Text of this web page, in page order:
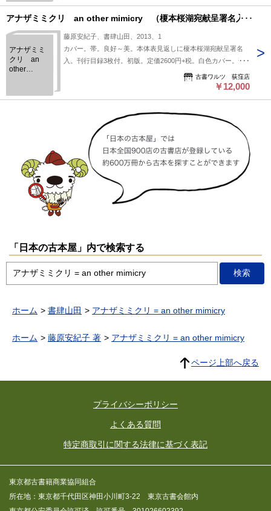
アナザミミクリ an other mimicry （榎本桜湖宛献呈署名入）
アナザミミ
クリ an
other
宛献呈署名
藤原安紀子、書肆山田、2013、1
カバー。帯。良好～美。本体表見返しに榎本桜湖宛献呈署名
入。刊行目録3枚付。初版。定価2600円+税。白色カバー。薄
古書ワルツ 荻窪店
￥12,000
「日本の古本屋」内で検索する
ホーム 書肆山田 アナザミミクリ = an other mimicry
ホーム 藤原安紀子 著 アナザミミクリ = an other mimicry
ページ上部へ戻る
プライバシーポリシー
よくある質問
特定商取引に関する法律に基づく表記
東京都古書籍商業協同組合
所在地：東京都千代田区神田小川町3-22 東京古書会館内